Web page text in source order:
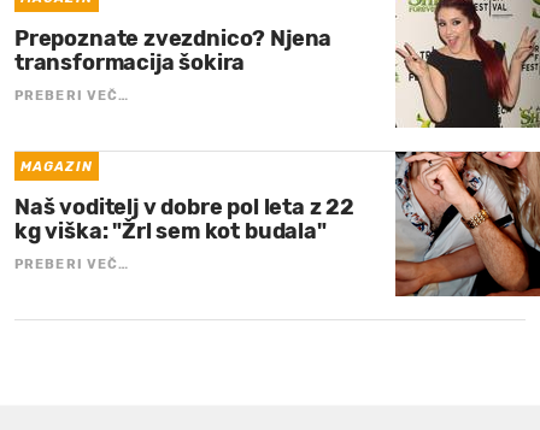
Prepoznate zvezdnico? Njena
transformacija šokira
PREBERI VEČ…
MAGAZIN
Naš voditelj v dobre pol leta z 22
kg viška: "Žrl sem kot budala"
PREBERI VEČ…